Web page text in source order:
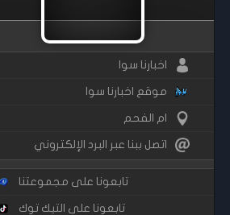
اخبارنا سوا
موقع اخبارنا سوا
ام الفحم
اتصل ببنا عبر البرد الإلكتروني
تابعونا على مجموعتنا
تابعونا على التيك توك